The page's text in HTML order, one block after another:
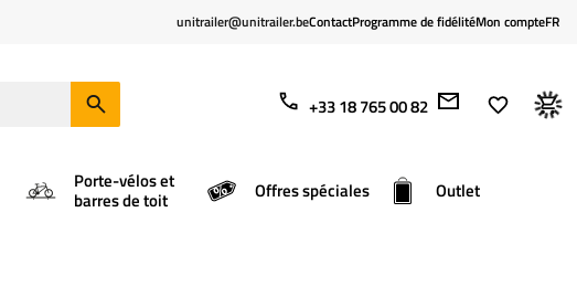
unitrailer@unitrailer.beContactProgramme de fidélitéMon compteFR
+33 18 765 00 82
Porte-vélos et
barres de toit Offres spéciales Outlet